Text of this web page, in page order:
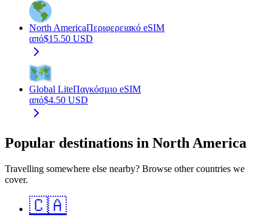
North AmericaΠεριφερειακό eSIM
από$15.50 USD
Global LiteΠαγκόσμιο eSIM
από$4.50 USD
Popular destinations in North America
Travelling somewhere else nearby? Browse other countries we
cover.
🇨🇦